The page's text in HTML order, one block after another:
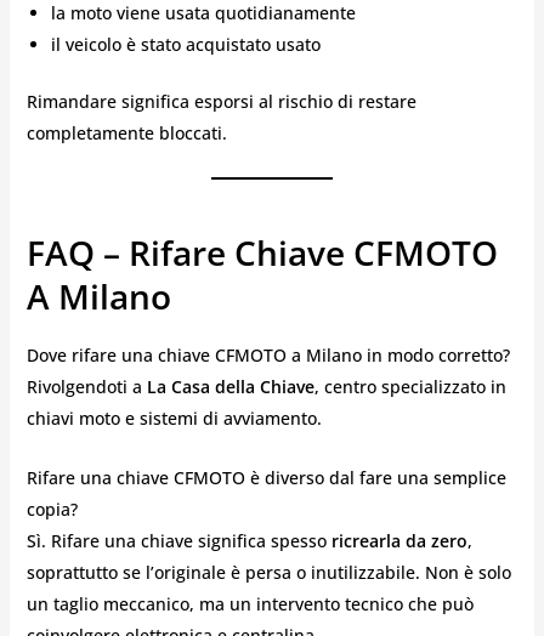
la moto viene usata quotidianamente
il veicolo è stato acquistato usato
Rimandare significa esporsi al rischio di restare
completamente bloccati.
FAQ – Rifare Chiave CFMOTO
A Milano
Dove rifare una chiave CFMOTO a Milano in modo corretto?
Rivolgendoti a La Casa della Chiave, centro specializzato in
chiavi moto e sistemi di avviamento.
Rifare una chiave CFMOTO è diverso dal fare una semplice
copia?
Sì. Rifare una chiave significa spesso ricrearla da zero,
soprattutto se l’originale è persa o inutilizzabile. Non è solo
un taglio meccanico, ma un intervento tecnico che può